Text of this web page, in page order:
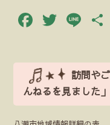
Facebook
Twitter
Line
訪問や
んねるを見ました